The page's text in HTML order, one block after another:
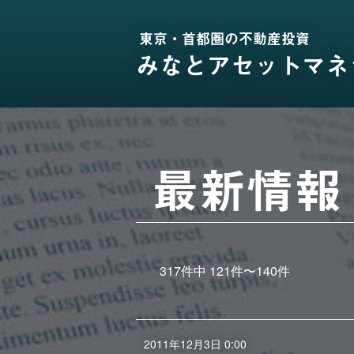
東京・首都圏の不動産投資
みなとアセットマ
最新情報
317件中 121件〜140件
2011年12月3日 0:00